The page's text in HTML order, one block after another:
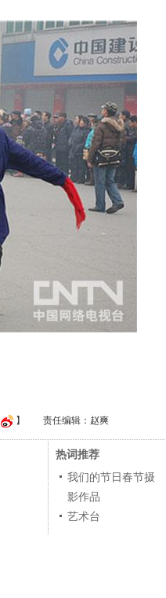
】 责任编辑：赵爽
热词推荐
我们的节日春节摄
影作品
艺术台